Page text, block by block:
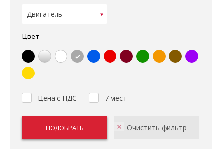
Цвет
Цена с НДС 7 мест